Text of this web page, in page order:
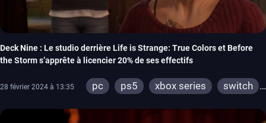
Deck Nine : Le studio derrière Life is Strange: True Colors et Before
the Storm s’apprête à licencier 20% de ses effectifs
28 février 2024 à 13:35 pc ps5 xbox series
switch